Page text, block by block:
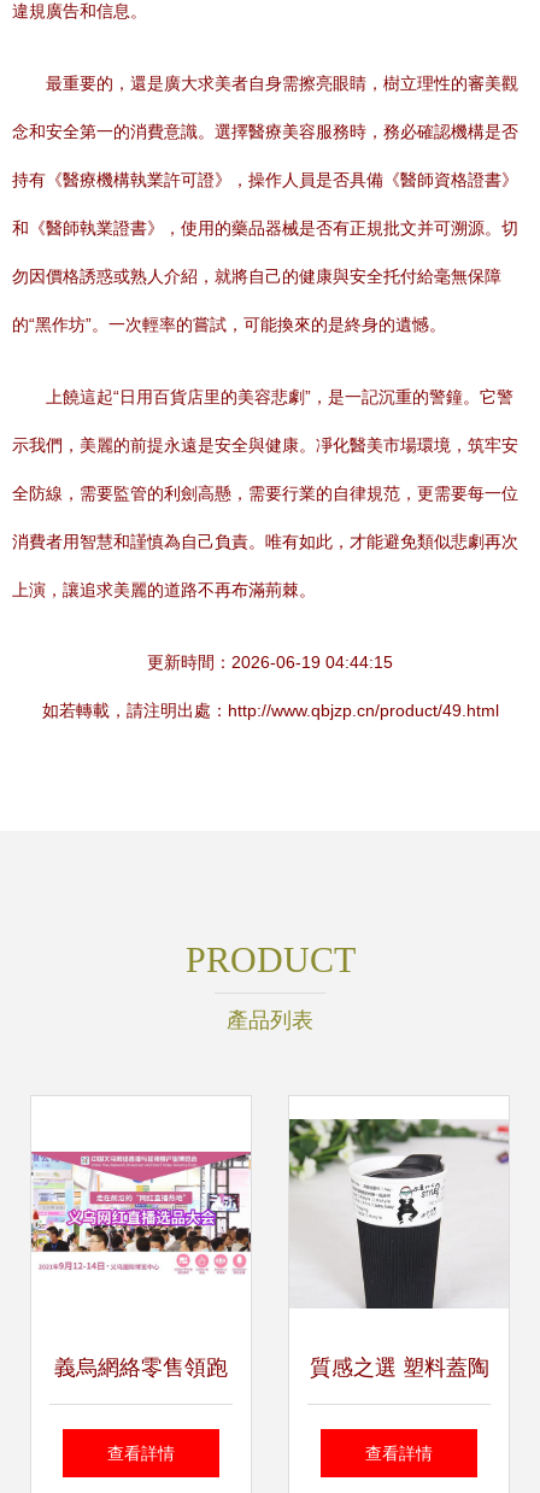
違規廣告和信息。
最重要的，還是廣大求美者自身需擦亮眼睛，樹立理性的審美觀
念和安全第一的消費意識。選擇醫療美容服務時，務必確認機構是否
持有《醫療機構執業許可證》，操作人員是否具備《醫師資格證書》
和《醫師執業證書》，使用的藥品器械是否有正規批文并可溯源。切
勿因價格誘惑或熟人介紹，就將自己的健康與安全托付給毫無保障
的“黑作坊”。一次輕率的嘗試，可能換來的是終身的遺憾。
上饒這起“日用百貨店里的美容悲劇”，是一記沉重的警鐘。它警
示我們，美麗的前提永遠是安全與健康。凈化醫美市場環境，筑牢安
全防線，需要監管的利劍高懸，需要行業的自律規范，更需要每一位
消費者用智慧和謹慎為自己負責。唯有如此，才能避免類似悲劇再次
上演，讓追求美麗的道路不再布滿荊棘。
更新時間：2026-06-19 04:44:15
如若轉載，請注明出處：http://www.qbjzp.cn/product/49.html
PRODUCT
產品列表
義烏網絡零售領跑
全省 695.57億元背
查看詳情
質感之選 塑料蓋陶
瓷杯，生活中的溫
查看詳情